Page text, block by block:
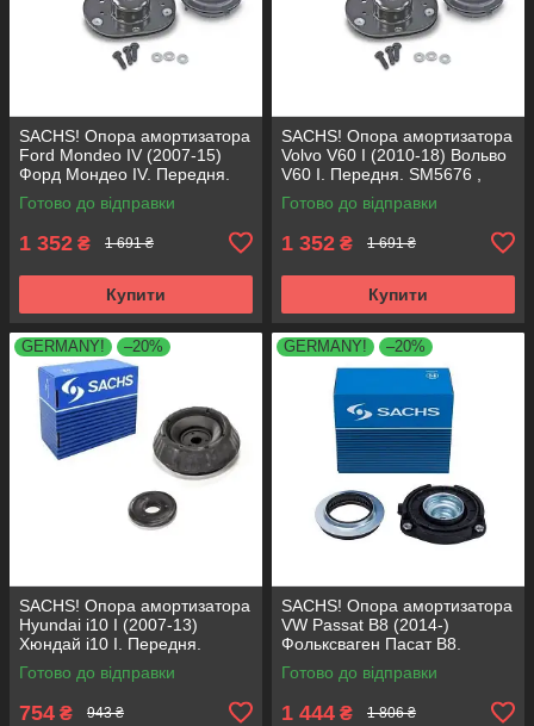
SACHS! Опора амортизатора
Ford Mondeo IV (2007-15)
Форд Мондео IV. Передня.
SM5676 , 803053 , KB652.30
Готово до відправки
1 352 ₴ 1 691 ₴
Купити
SACHS! Опора амортизатора
Volvo V60 I (2010-18) Вольво
V60 I. Передня. SM5676 ,
803053 , KB652.30
Готово до відправки
1 352 ₴ 1 691 ₴
Купити
GERMANY! –20%
SACHS! Опора амортизатора
Hyundai i10 I (2007-13)
Хюндай i10 I. Передня.
SM5818 , 801063 , KB689.27 ,
VKDA88511
Готово до відправки
754 ₴ 943 ₴
GERMANY! –20%
SACHS! Опора амортизатора
VW Passat B8 (2014-)
Фольксваген Пасат B8.
Передня. 803024 , KB657.27 ,
VKDA35167
Готово до відправки
1 444 ₴ 1 806 ₴